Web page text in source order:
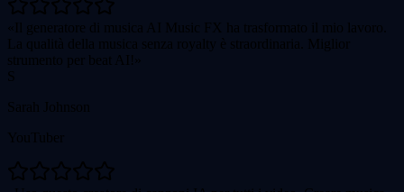
Il generatore di musica AI Music FX ha trasformato il mio lavoro.
La qualità della musica senza royalty è straordinaria. Miglior
strumento per beat AI!
S
Sarah Johnson
YouTuber